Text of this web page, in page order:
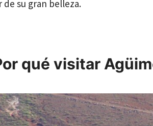
de su gran belleza.
qué visitar